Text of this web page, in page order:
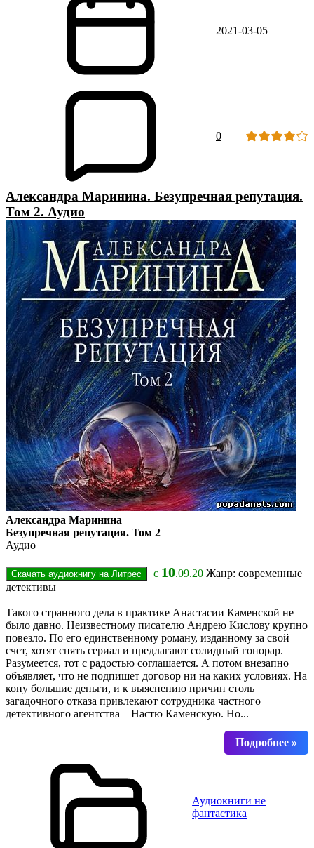
2021-03-05
0
Александра Маринина. Безупречная репутация.
Том 2. Аудио
Александра Маринина
Безупречная репутация. Том 2
Аудио
с 10.09.20 Жанр: современные
детективы
Такого странного дела в практике Анастасии Каменской не
было давно. Неизвестному писателю Андрею Кислову крупно
повезло. По его единственному роману, изданному за свой
счет, хотят снять сериал и предлагают солидный гонорар.
Разумеется, тот с радостью соглашается. А потом внезапно
объявляет, что не подпишет договор ни на каких условиях. На
кону большие деньги, и к выяснению причин столь
загадочного отказа привлекают сотрудника частного
детективного агентства – Настю Каменскую. Но...
Аудиокниги не
фантастика